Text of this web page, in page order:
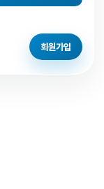
회원가입